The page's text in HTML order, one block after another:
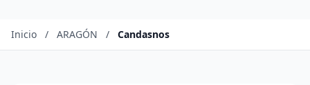
Inicio / ARAGÓN / Candasnos